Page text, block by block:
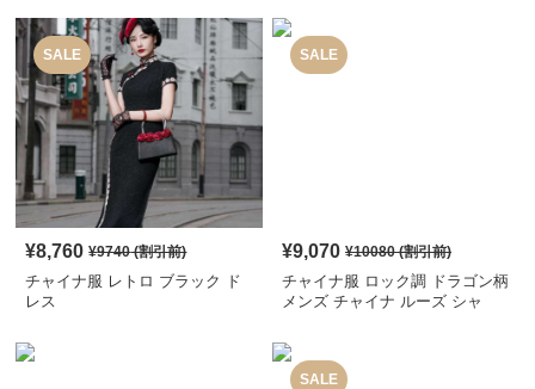
SALE
¥8,760 ¥9740(割引前)
チャイナ服 レトロ ブラック ド
レス
SALE
¥9,070 ¥10080(割引前)
チャイナ服 ロック調 ドラゴン柄
メンズ チャイナ ルーズ シャ
SALE